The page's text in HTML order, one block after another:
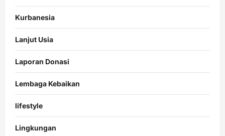
Kurbanesia
Lanjut Usia
Laporan Donasi
Lembaga Kebaikan
lifestyle
Lingkungan